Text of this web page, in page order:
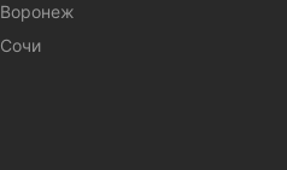
Воронеж
Сочи